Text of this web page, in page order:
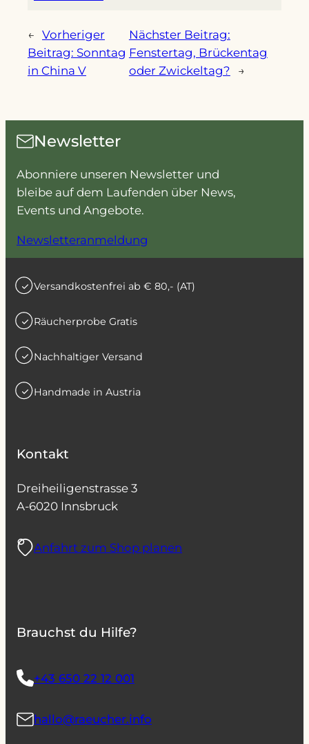
← Vorheriger
Beitrag: Sonntag
in China V
Nächster Beitrag:
Fenstertag, Brückentag
oder Zwickeltag?
→
Newsletter
Abonniere unseren Newsletter und
bleibe auf dem Laufenden über News,
Events und Angebote.
Newsletteranmeldung
Versandkostenfrei ab € 80,- (AT)
Räucherprobe Gratis
Nachhaltiger Versand
Handmade in Austria
Kontakt
Dreiheiligenstrasse 3
A-6020 Innsbruck
Anfahrt zum Shop planen
Brauchst du Hilfe?
+43 650 22 12 001
hallo@raeucher.info